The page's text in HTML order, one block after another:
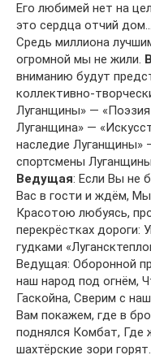
Его любимей нет на
это сердца отчий
Средь миллиона
огромной мы не жили.
вниманию будут
коллективно-
Луганщины» —
Луганщина» —
наследие Луганщины»
спортсмены
Ведущая: Если Вы не
Вас в гости и ждём,
Красотою любуясь,
перекрёстках дороги:
гудками
Ведущая: Оборонной
наш народ под огнём,
Гаскойна, Сверим с
Вам покажем, где в
поднялся Комбат, Где
шахтёрские зори горят.